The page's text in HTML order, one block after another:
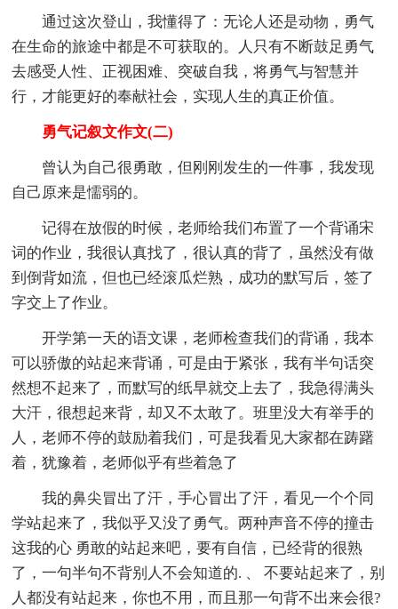
通过这次登山，我懂得了：无论人还是动物，勇气
在生命的旅途中都是不可获取的。人只有不断鼓足勇气
去感受人性、正视困难、突破自我，将勇气与智慧并
行，才能更好的奉献社会，实现人生的真正价值。
勇气记叙文作文(二)
曾认为自己很勇敢，但刚刚发生的一件事，我发现
自己原来是懦弱的。
记得在放假的时候，老师给我们布置了一个背诵宋
词的作业，我很认真找了，很认真的背了，虽然没有做
到倒背如流，但也已经滚瓜烂熟，成功的默写后，签了
字交上了作业。
开学第一天的语文课，老师检查我们的背诵，我本
可以骄傲的站起来背诵，可是由于紧张，我有半句话突
然想不起来了，而默写的纸早就交上去了，我急得满头
大汗，很想起来背，却又不太敢了。班里没大有举手的
人，老师不停的鼓励着我们，可是我看见大家都在踌躇
着，犹豫着，老师似乎有些着急了
我的鼻尖冒出了汗，手心冒出了汗，看见一个个同
学站起来了，我似乎又没了勇气。两种声音不停的撞击
这我的心 勇敢的站起来吧，要有自信，已经背的很熟
了，一句半句不背别人不会知道的. 、 不要站起来了，别
人都没有站起来，你也不用，而且那一句背不出来会很?